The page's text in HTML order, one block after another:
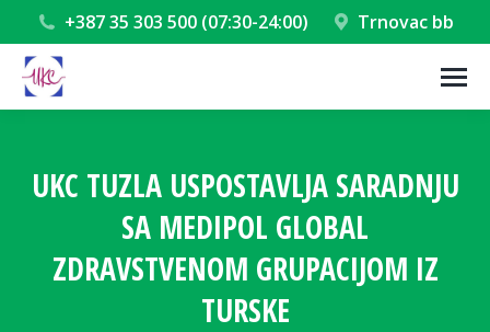
+387 35 303 500 (07:30-24:00) Trnovac bb
UKC TUZLA USPOSTAVLJA SARADNJU
SA MEDIPOL GLOBAL
ZDRAVSTVENOM GRUPACIJOM IZ
TURSKE